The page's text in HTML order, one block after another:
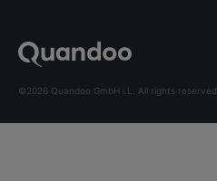
©2026 Quandoo GmbH i.L. All rights reserved